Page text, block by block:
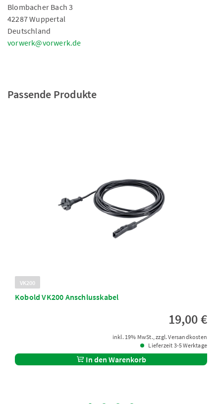
Blombacher Bach 3
42287 Wuppertal
Deutschland
vorwerk@vorwerk.de
Passende Produkte
VK200
Kobold VK200 Anschlusskabel
19,00 €
inkl. 19% MwSt., zzgl. Versandkosten
Lieferzeit 3-5 Werktage
In den Warenkorb